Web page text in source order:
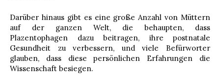
Darüber hinaus gibt es eine große Anzahl von Müttern
auf der ganzen Welt, die behaupten, dass
Plazentophagen dazu beitragen, ihre postnatale
Gesundheit zu verbessern, und viele Befürworter
glauben, dass diese persönlichen Erfahrungen die
Wissenschaft besiegen.